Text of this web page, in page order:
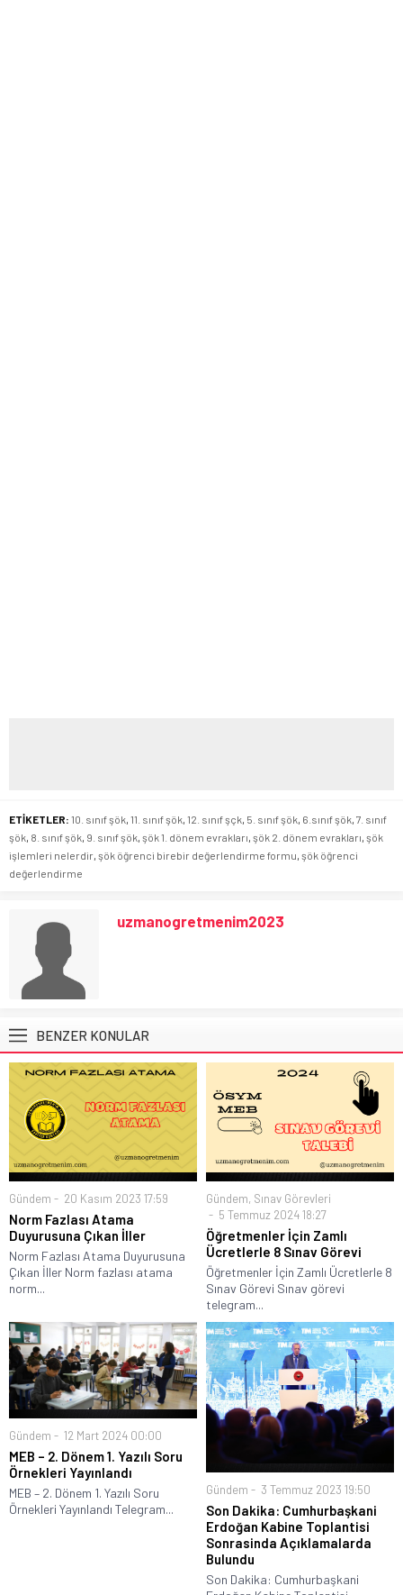
ETİKETLER: 10. sınıf şök, 11. sınıf şök, 12. sınıf şçk, 5. sınıf şök, 6.sınıf şök, 7. sınıf
şök, 8. sınıf şök, 9. sınıf şök, şök 1. dönem evrakları, şök 2. dönem evrakları, şök
işlemleri nelerdir, şök öğrenci birebir değerlendirme formu, şök öğrenci
değerlendirme
uzmanogretmenim2023
BENZER KONULAR
Gündem 20 Kasım 2023 17:59
Norm Fazlası Atama
Duyurusuna Çıkan İller
Norm Fazlası Atama Duyurusuna
Çıkan İller Norm fazlası atama
norm...
Gündem, Sınav Görevleri
5 Temmuz 2024 18:27
Öğretmenler İçin Zamlı
Ücretlerle 8 Sınav Görevi
Öğretmenler İçin Zamlı Ücretlerle 8
Sınav Görevi Sınav görevi
telegram...
Gündem 12 Mart 2024 00:00
MEB – 2. Dönem 1. Yazılı Soru
Örnekleri Yayınlandı
MEB – 2. Dönem 1. Yazılı Soru
Örnekleri Yayınlandı Telegram...
Gündem 3 Temmuz 2023 19:50
Son Dakika: Cumhurbaşkani
Erdoğan Kabine Toplantisi
Sonrasinda Açıklamalarda
Bulundu
Son Dakika: Cumhurbaşkani